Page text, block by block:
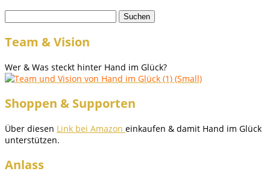
nach:
Team & Vision
Wer & Was steckt hinter Hand im Glück?
Shoppen & Supporten
Über diesen Link bei Amazon einkaufen & damit Hand im Glück
unterstützen.
Anlass